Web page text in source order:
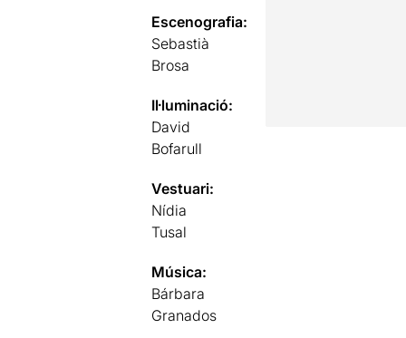
Escenografia:
Sebastià
Brosa
Il·luminació:
David
Bofarull
Vestuari:
Nídia
Tusal
Música:
Bárbara
Granados